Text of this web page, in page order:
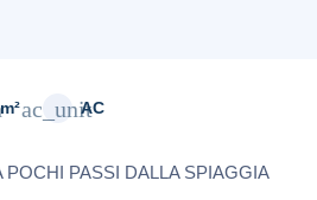
ac_unitAC
PASSI DALLA SPIAGGIA